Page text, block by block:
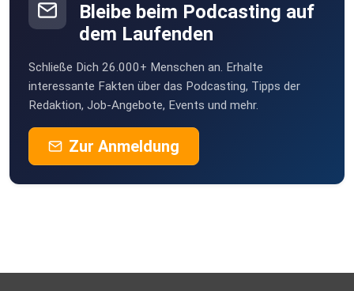
Bleibe beim Podcasting auf
dem Laufenden
Schließe Dich 26.000+ Menschen an. Erhalte
interessante Fakten über das Podcasting, Tipps der
Redaktion, Job-Angebote, Events und mehr.
Zur Anmeldung